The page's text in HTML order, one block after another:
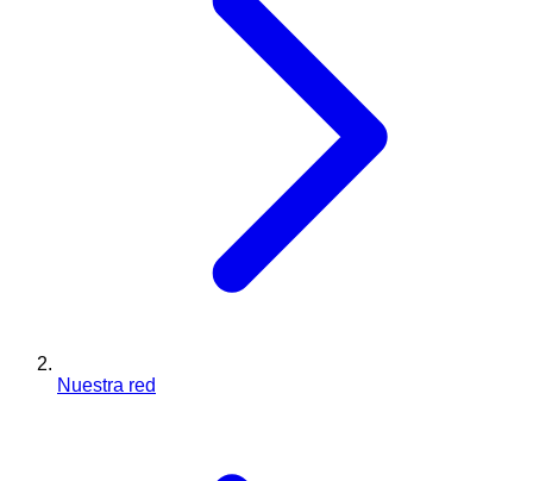
Nuestra red